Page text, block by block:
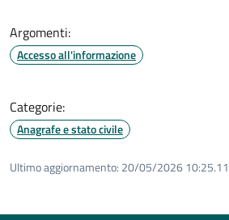
Argomenti:
Accesso all'informazione
Categorie:
Anagrafe e stato civile
Ultimo aggiornamento: 20/05/2026 10:25.11